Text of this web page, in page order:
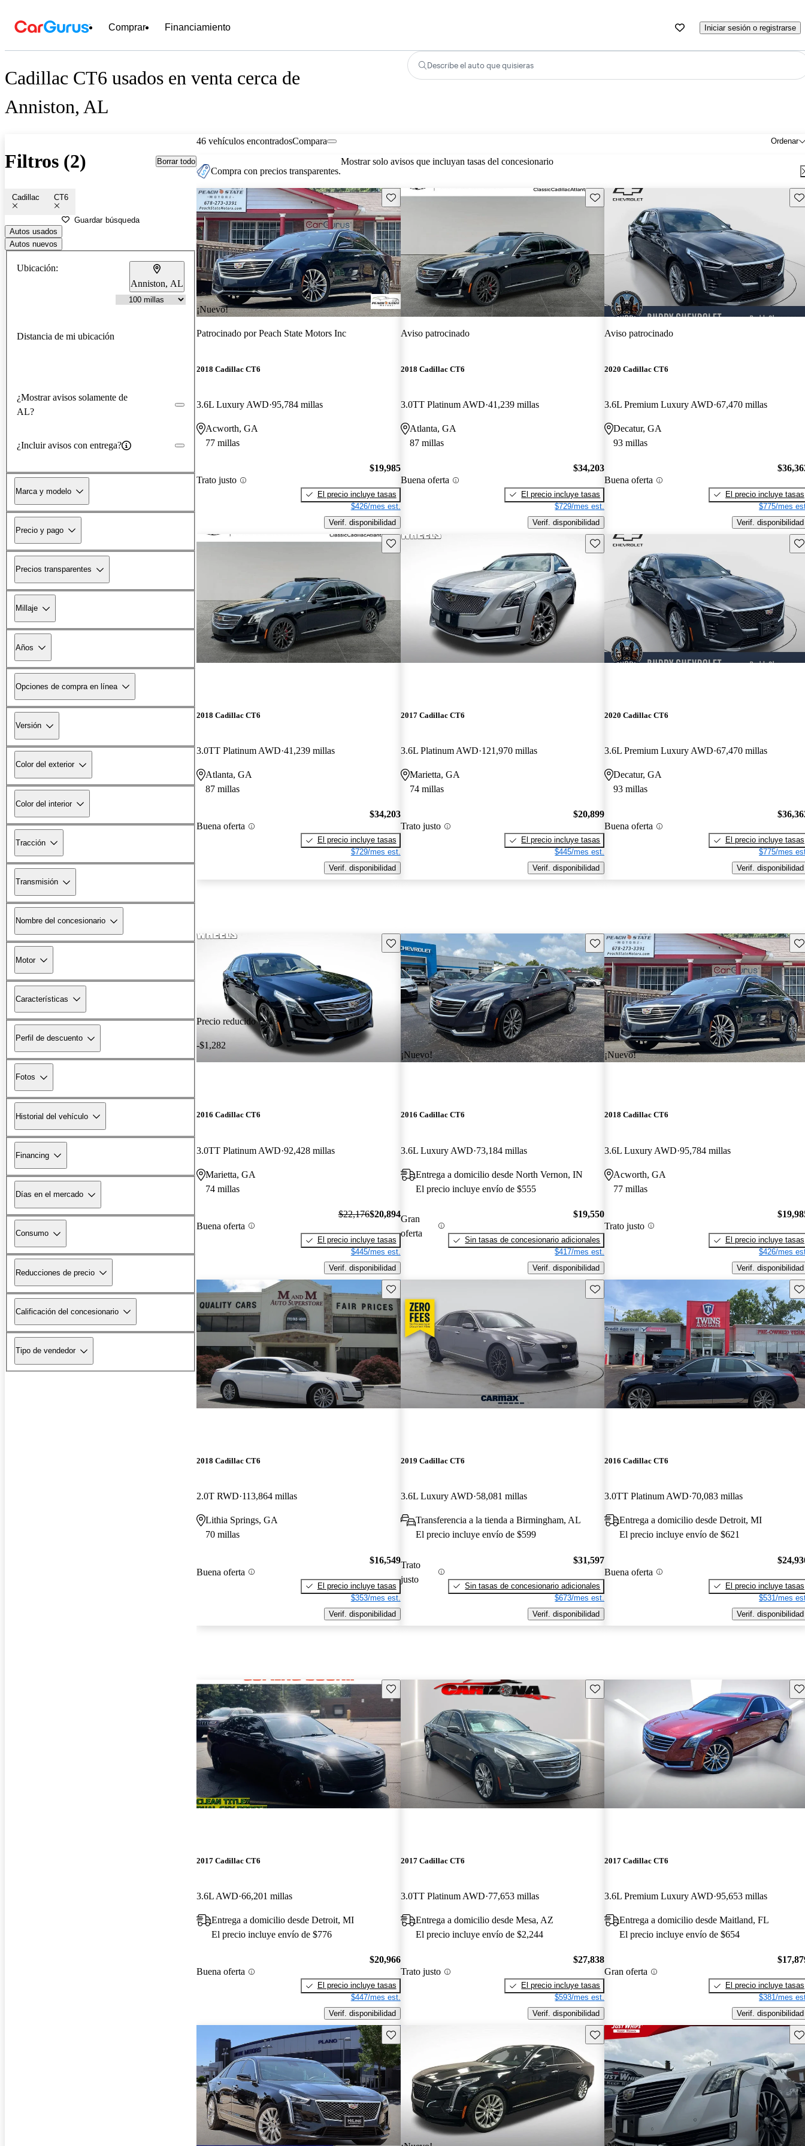
Comprar Financiamiento Iniciar sesión o registrarse
Cadillac CT6 usados en venta cerca de
Anniston, AL
Describe el auto que quisieras
Filtros (2) Borrar todo
Cadillac CT6
Guardar búsqueda
Autos usados
Autos nuevos
Ubicación:
Anniston, AL
Distancia de mi ubicación
¿Mostrar avisos solamente de
AL?
¿Incluir avisos con entrega?
Marca y modelo
Precio y pago
Precios transparentes
Millaje
Años
Opciones de compra en línea
Versión
Color del exterior
Color del interior
Tracción
Transmisión
Nombre del concesionario
Motor
Características
Perfil de descuento
Fotos
Historial del vehículo
Financing
Días en el mercado
Consumo
Reducciones de precio
Calificación del concesionario
Tipo de vendedor
46 vehículos encontrados Ordenar
Compara
Compra con precios transparentes.
Mostrar solo avisos que incluyan tasas del concesionario
¡Nuevo!
Guarda este Aviso
Patrocinado porPeach State Motors Inc
2018 Cadillac CT6
3.6L Luxury AWD 95,784 millas
Acworth, GA
77 millas
Trato justo
$19,985
El precio incluye tasas
$426/mes est.
Verif. disponibilidad
Guarda este Aviso
Aviso patrocinado
2018 Cadillac CT6
3.0TT Platinum AWD 41,239 millas
Atlanta, GA
87 millas
Buena oferta
$34,203
El precio incluye tasas
$729/mes est.
Verif. disponibilidad
Aviso patrocinado
2020 Cadillac CT6
3.6L Premium Luxury AWD 67,470 millas
Decatur, GA
93 millas
Buena oferta
El precio incluye tasas
$775/mes
Verif. disponibilidad
Guarda este Aviso
2018 Cadillac CT6
3.0TT Platinum AWD 41,239 millas
Atlanta, GA
87 millas
Buena oferta
$34,203
El precio incluye tasas
$729/mes est.
Verif. disponibilidad
Guarda este Aviso
2017 Cadillac CT6
3.6L Platinum AWD 121,970 millas
Marietta, GA
74 millas
Trato justo
$20,899
El precio incluye tasas
$445/mes est.
Verif. disponibilidad
2020 Cadillac CT6
3.6L Premium Luxury AWD 67,470 millas
Decatur, GA
93 millas
Buena oferta
El precio incluye tasas
$775/mes
Verif. disponibilidad
Precio reducido
-$1,282
Guarda este Aviso
2016 Cadillac CT6
3.0TT Platinum AWD 92,428 millas
Marietta, GA
74 millas
Buena oferta
$22,176$20,894
El precio incluye tasas
$445/mes est.
Verif. disponibilidad
¡Nuevo!
Guarda este Aviso
2016 Cadillac CT6
3.6L Luxury AWD 73,184 millas
Entrega a domicilio desde North Vernon, IN
El precio incluye envío de $555
Gran
oferta
$19,550
Sin tasas de concesionario adicionales
$417/mes est.
Verif. disponibilidad
¡Nuevo!
2018 Cadillac CT6
3.6L Luxury AWD 95,784 millas
Acworth, GA
77 millas
Trato justo
El precio incluye tasas
$426/mes
Verif. disponibilidad
Guarda este Aviso
2018 Cadillac CT6
2.0T RWD 113,864 millas
Lithia Springs, GA
70 millas
Buena oferta
$16,549
El precio incluye tasas
$353/mes est.
Verif. disponibilidad
Guarda este Aviso
2019 Cadillac CT6
3.6L Luxury AWD 58,081 millas
Transferencia a la tienda a Birmingham, AL
El precio incluye envío de $599
Trato
justo
$31,597
Sin tasas de concesionario adicionales
$673/mes est.
Verif. disponibilidad
2016 Cadillac CT6
3.0TT Platinum AWD 70,083 millas
Entrega a domicilio desde Detroit, MI
El precio incluye envío de $621
Buena oferta
El precio incluye tasas
$531/mes
Verif. disponibilidad
Guarda este Aviso
2017 Cadillac CT6
3.6L AWD 66,201 millas
Entrega a domicilio desde Detroit, MI
El precio incluye envío de $776
Buena oferta
$20,966
El precio incluye tasas
$447/mes est.
Verif. disponibilidad
Guarda este Aviso
2017 Cadillac CT6
3.0TT Platinum AWD 77,653 millas
Entrega a domicilio desde Mesa, AZ
El precio incluye envío de $2,244
Trato justo
$27,838
El precio incluye tasas
$593/mes est.
Verif. disponibilidad
2017 Cadillac CT6
3.6L Premium Luxury AWD 95,653 millas
Entrega a domicilio desde Maitland, FL
El precio incluye envío de $654
Gran oferta
El precio incluye tasas
$381/mes
Verif. disponibilidad
Guarda este Aviso Guarda este Aviso